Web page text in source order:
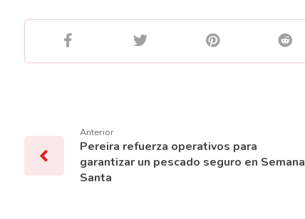
Anterior
Pereira refuerza operativos para
garantizar un pescado seguro en Semana
Santa